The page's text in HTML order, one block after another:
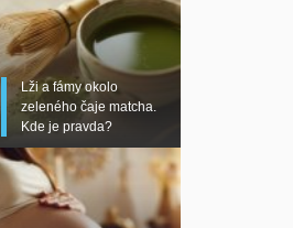
Lži a fámy okolo
zeleného čaje matcha.
Kde je pravda?